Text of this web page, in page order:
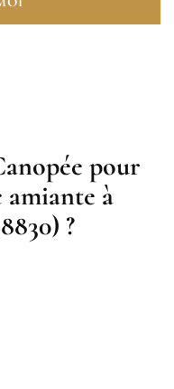
pour
à
?